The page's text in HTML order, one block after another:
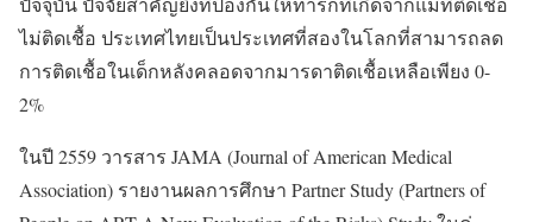
ไม่ติดเชื้อ ประเทศไทยเป็นประเทศที่สองในโลกที่สามารถลด
การติดเชื้อในเด็กหลังคลอดจากมารดาติดเชื้อเหลือเพียง 0-
2%
ในปี 2559 วารสาร JAMA (Journal of American Medical
Association) รายงานผลการศึกษา Partner Study (Partners of